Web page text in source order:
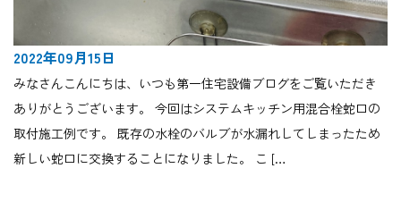
2022年09月15日
みなさんこんにちは、いつも第一住宅設備ブログをご覧いただき
ありがとうございます。 今回はシステムキッチン用混合栓蛇口の
取付施工例です。 既存の水栓のバルブが水漏れしてしまったため
新しい蛇口に交換することになりました。 こ […